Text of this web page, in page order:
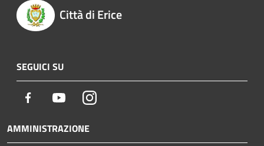
Città di Erice
SEGUICI SU
Facebook YoutubeInstagram
AMMINISTRAZIONE